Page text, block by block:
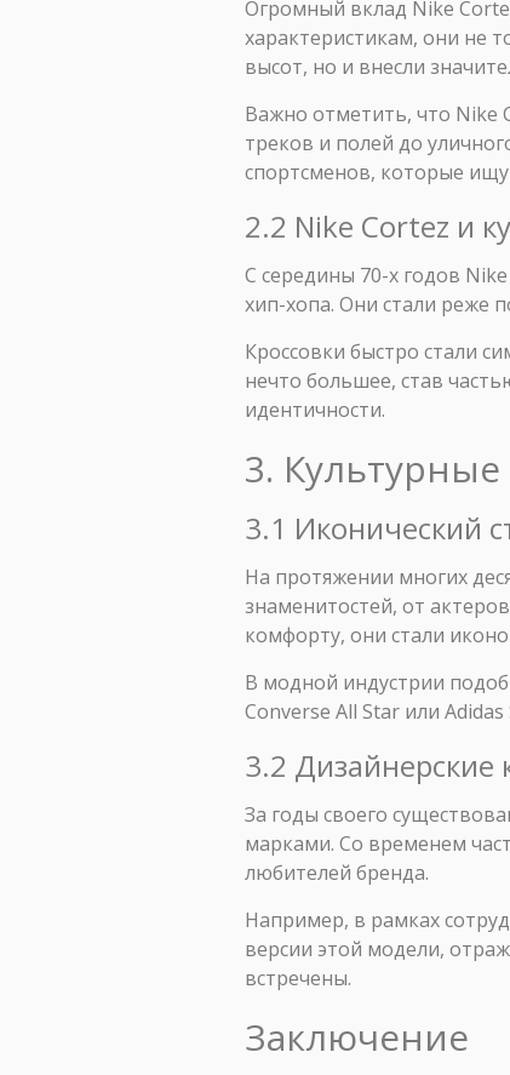
Огромный вклад Nike
характеристикам, они не
высот, но и внесли
Важно отметить, что Nike
треков и полей до
спортсменов, которые
2.2 Nike Cortez и
С середины 70-х годов
хип-хопа. Они стали реже
Кроссовки быстро стали
нечто большее, став
идентичности.
3.
3.1 Иконический
На протяжении многих
знаменитостей, от
комфорту, они стали
В модной индустрии
Converse All Star или
3.2
За годы своего
марками. Со временем
любителей бренда.
Например, в рамках
версии этой модели,
встречены.
Заключение